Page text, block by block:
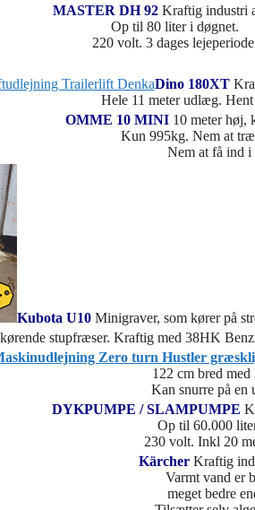
MASTER DH 92 Kraftig industri
Op til 80 liter i døgnet.
220 volt. 3 dages
Dino 180XT
Hele 11 meter udlæg.
OMME 10 MINI 10 meter høj,
Kun 995kg. Nem at
Nem at få ind i
Kubota U10 Minigraver, som kører på
stupfræser. Kraftig med 38HK
122 cm bred
Kan snurre på en
DYKPUMPE / SLAMPUMPE
Op til 60.000
230 volt. Inkl 20
Kärcher Kraftig
Varmt vand er
meget bedre